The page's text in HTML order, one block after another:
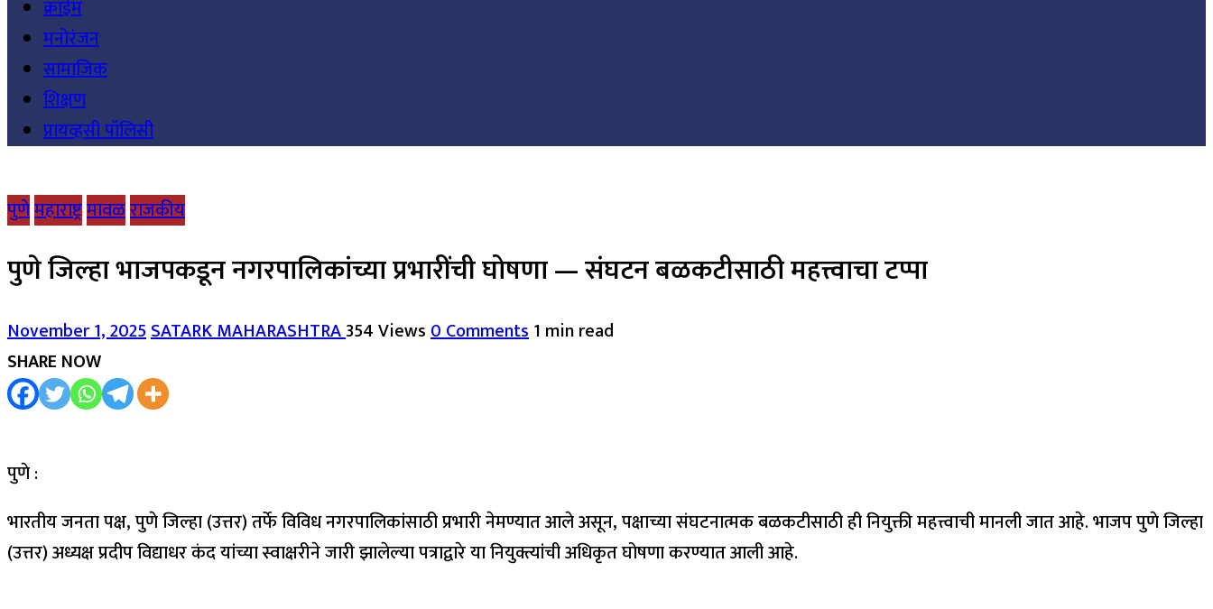
क्राईम
मनोरंजन
सामाजिक
शिक्षण
प्रायव्हसी पॉलिसी
पुणेमहाराष्ट्रमावळराजकीय
पुणे जिल्हा भाजपकडून नगरपालिकांच्या प्रभारींची घोषणा — संघटन बळकटीसाठी महत्त्वाचा टप्पा
November 1, 2025SATARK MAHARASHTRA354 Views0 Comments1 min read
SHARE NOW
पुणे :
भारतीय जनता पक्ष, पुणे जिल्हा (उत्तर) तर्फे विविध नगरपालिकांसाठी प्रभारी नेमण्यात आले असून, पक्षाच्या संघटनात्मक बळकटीसाठी ही नियुक्ती महत्त्वाची मानली जात आहे. भाजप पुणे जिल्हा
(उत्तर) अध्यक्ष प्रदीप विद्याधर कंद यांच्या स्वाक्षरीने जारी झालेल्या पत्राद्वारे या नियुक्त्यांची अधिकृत घोषणा करण्यात आली आहे.